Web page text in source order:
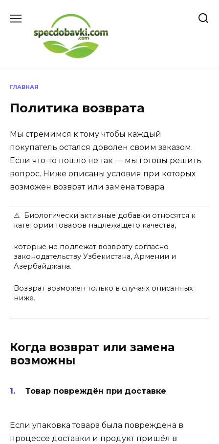
содержанию
ГЛАВНАЯ
Политика возврата
Мы стремимся к тому чтобы каждый
покупатель остался доволен своим заказом.
Если что-то пошло не так — мы готовы решить
вопрос. Ниже описаны условия при которых
возможен возврат или замена товара.
⚠ Биологически активные добавки относятся к
категории товаров надлежащего качества,
которые не подлежат возврату согласно
законодательству Узбекистана, Армении и
Азербайджана.
Возврат возможен только в случаях описанных
ниже.
Когда возврат или замена
возможны
Товар повреждён при доставке
Если упаковка товара была повреждена в
процессе доставки и продукт пришёл в